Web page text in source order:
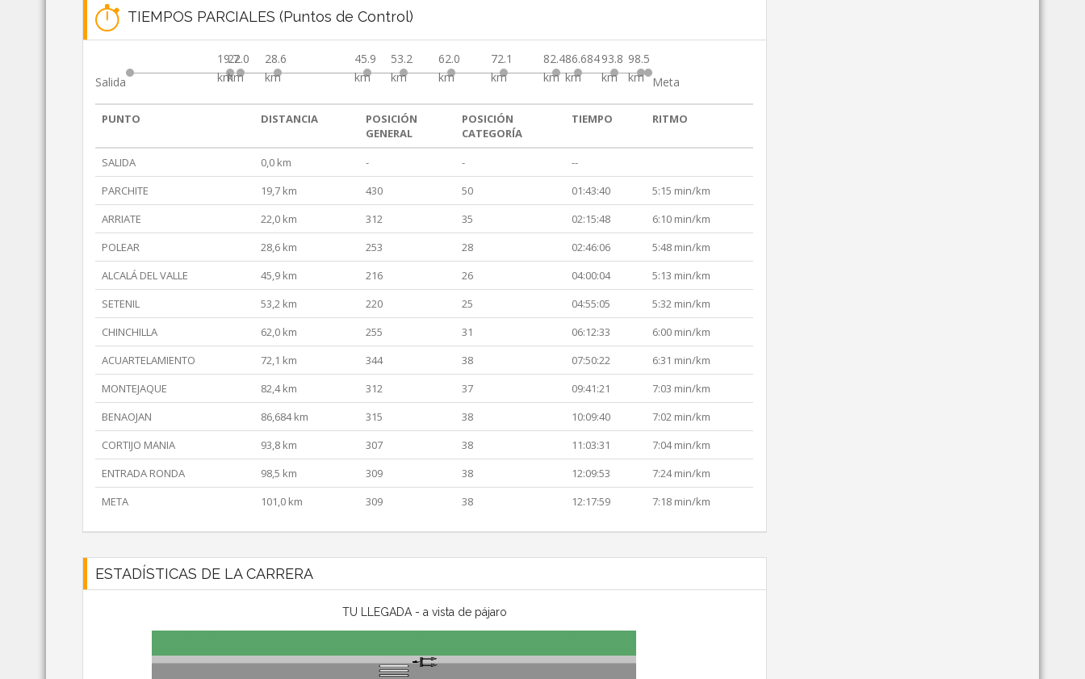
TIEMPOS PARCIALES (Puntos de Control)
Salida
19.7
km
22.0
km
28.6
km
45.9
km
53.2
km
62.0
km
72.1
km
82.4
km
86.684
km
93.8
km
98.5
km Meta
PUNTO DISTANCIA
POSICIÓN
GENERAL
POSICIÓN
CATEGORÍA
TIEMPO RITMO
SALIDA 0,0 km - -
--
PARCHITE
19,7 km 430 50 01:43:40
5:15 min/km
ARRIATE
22,0 km 312 35 02:15:48
6:10 min/km
POLEAR
28,6 km 253 28 02:46:06
5:48 min/km
ALCALÁ DEL VALLE
45,9 km 216 26 04:00:04
5:13 min/km
SETENIL
53,2 km 220 25 04:55:05
5:32 min/km
CHINCHILLA
62,0 km 255 31 06:12:33
6:00 min/km
ACUARTELAMIENTO
72,1 km 344 38 07:50:22
6:31 min/km
MONTEJAQUE
82,4 km 312 37 09:41:21
7:03 min/km
BENAOJAN
86,684 km 315 38 10:09:40
7:02 min/km
CORTIJO MANIA
93,8 km 307 38 11:03:31
7:04 min/km
ENTRADA RONDA
98,5 km 309 38 12:09:53
7:24 min/km
META
101,0 km 309 38 12:17:59 7:18 min/km
ESTADÍSTICAS DE LA CARRERA
TU LLEGADA - a vista de pájaro